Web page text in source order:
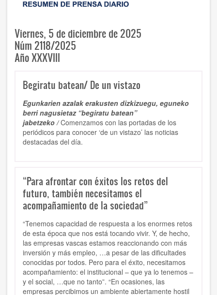
Viernes, 5 de diciembre de 2025
Núm 2118/2025
Año XXXVIII
Begiratu batean/ De un vistazo
Egunkarien azalak erakusten dizkizuegu, eguneko
berri nagusietaz “begiratu batean”
jabetzeko /Comenzamos con las portadas de los
periódicos para conocer ‘de un vistazo’ las noticias
destacadas del día.
“Para afrontar con éxitos los retos del
futuro, también necesitamos el
acompañamiento de la sociedad”
“Tenemos capacidad de respuesta a los enormes retos
de esta época que nos está tocando vivir. Y, de hecho,
las empresas vascas estamos reaccionando con más
inversión y más empleo, …a pesar de las dificultades
conocidas por todos. Pero para el éxito, necesitamos
acompañamiento: el institucional – que ya lo tenemos –
y el social, …que no tanto”. “En ocasiones, las
empresas percibimos un ambiente abiertamente hostil